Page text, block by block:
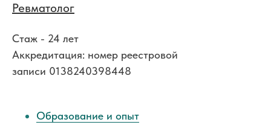
Ревматолог
Стаж - 24 лет
Аккредитация: номер реестровой
записи 0138240398448
Образование и опыт